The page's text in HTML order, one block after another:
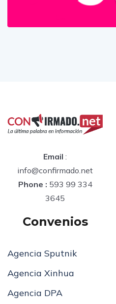
Email :
info@confirmado.net
Phone : 593 99 334
3645
Convenios
Agencia Sputnik
Agencia Xinhua
Agencia DPA